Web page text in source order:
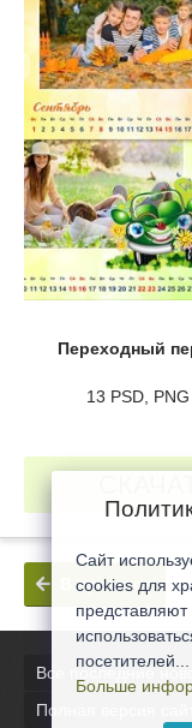
Переходный
13 PSD,
В прошлое
Все последние
Полная версия
Сайт
cookies для
посетителей...
Больше